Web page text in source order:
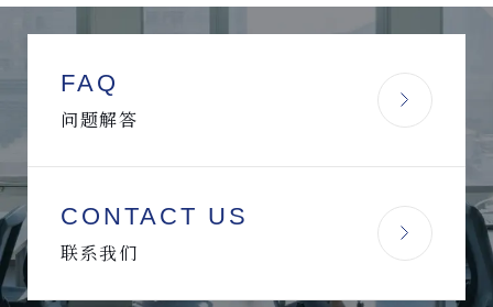
FAQ
问题解答
CONTACT US
联系我们